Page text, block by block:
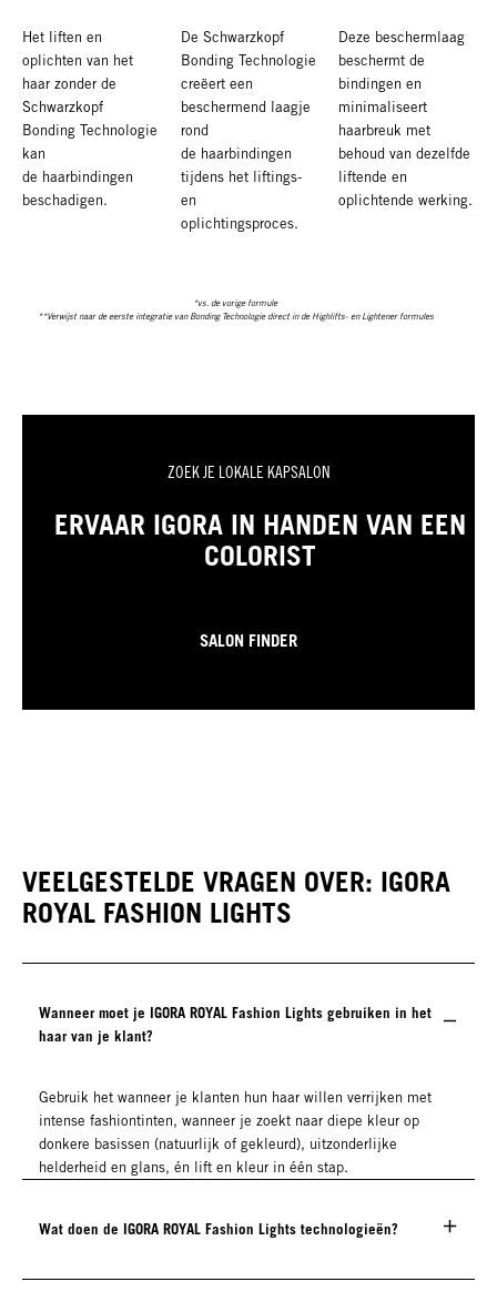
Het liften en
oplichten van het
haar zonder de
Schwarzkopf
Bonding Technologie
kan
de haarbindingen
beschadigen.
De Schwarzkopf
Bonding Technologie
creëert een
beschermend laagje
rond
de haarbindingen
tijdens het liftings-
en
oplichtingsproces.
Deze beschermlaag
beschermt de
bindingen en
minimaliseert
haarbreuk met
behoud van dezelfde
liftende en
oplichtende werking.
*vs. de vorige formule
**Verwijst naar de eerste integratie van Bonding Technologie direct in de Highlifts- en Lightener formules
ZOEK JE LOKALE KAPSALON
ERVAAR IGORA IN HANDEN VAN EEN
COLORIST
SALON FINDER
VEELGESTELDE VRAGEN OVER: IGORA
ROYAL FASHION LIGHTS
Wanneer moet je IGORA ROYAL Fashion Lights gebruiken in het
haar van je klant?
Gebruik het wanneer je klanten hun haar willen verrijken met
intense fashiontinten, wanneer je zoekt naar diepe kleur op
donkere basissen (natuurlijk of gekleurd), uitzonderlijke
helderheid en glans, én lift en kleur in één stap.
Wat doen de IGORA ROYAL Fashion Lights technologieën?